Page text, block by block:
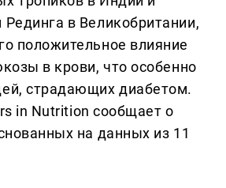
Рединга в Великобритании,
положительное влияние
в крови, что особенно
страдающих диабетом.
in Nutrition сообщает о
на данных из 11